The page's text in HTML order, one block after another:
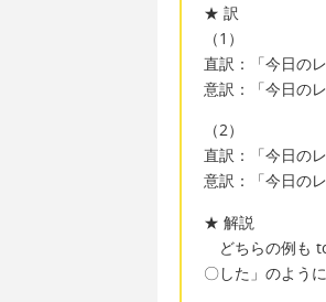
★ 訳
（1）
直訳：「今日の
意訳：「今日の
（2）
直訳：「今日の
意訳：「今日の
★ 解説
どちらの例も
〇した」のよう